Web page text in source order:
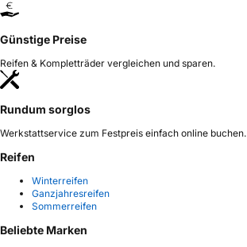
Günstige Preise
Reifen & Kompletträder vergleichen und sparen.
Rundum sorglos
Werkstattservice zum Festpreis einfach online buchen.
Reifen
Winterreifen
Ganzjahresreifen
Sommerreifen
Beliebte Marken